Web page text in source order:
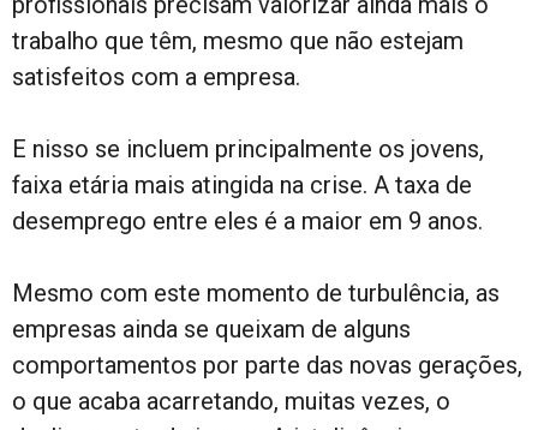
trabalho que têm, mesmo que não estejam
satisfeitos com a empresa.
E nisso se incluem principalmente os jovens,
faixa etária mais atingida na crise. A taxa de
desemprego entre eles é a maior em 9 anos.
Mesmo com este momento de turbulência, as
empresas ainda se queixam de alguns
comportamentos por parte das novas gerações,
o que acaba acarretando, muitas vezes, o